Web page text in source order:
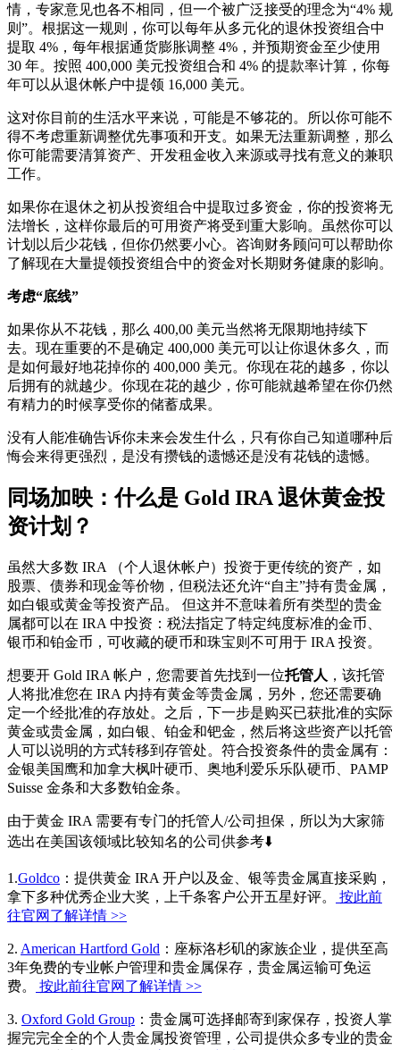
情，专家意见也各不相同，但一个被广泛接受的理念为“4% 规
则”。根据这一规则，你可以每年从多元化的退休投资组合中
提取 4%，每年根据通货膨胀调整 4%，并预期资金至少使用
30 年。按照 400,000 美元投资组合和 4% 的提款率计算，你每
年可以从退休帐户中提领 16,000 美元。
这对你目前的生活水平来说，可能是不够花的。所以你可能不
得不考虑重新调整优先事项和开支。如果无法重新调整，那么
你可能需要清算资产、开发租金收入来源或寻找有意义的兼职
工作。
如果你在退休之初从投资组合中提取过多资金，你的投资将无
法增长，这样你最后的可用资产将受到重大影响。虽然你可以
计划以后少花钱，但你仍然要小心。咨询财务顾问可以帮助你
了解现在大量提领投资组合中的资金对长期财务健康的影响。
考虑“底线”
如果你从不花钱，那么 400,00 美元当然将无限期地持续下
去。现在重要的不是确定 400,000 美元可以让你退休多久，而
是如何最好地花掉你的 400,000 美元。你现在花的越多，你以
后拥有的就越少。你现在花的越少，你可能就越希望在你仍然
有精力的时候享受你的储蓄成果。
没有人能准确告诉你未来会发生什么，只有你自己知道哪种后
悔会来得更强烈，是没有攒钱的遗憾还是没有花钱的遗憾。
同场加映：什么是 Gold IRA 退休黄金投
资计划？
虽然大多数 IRA （个人退休帐户）投资于更传统的资产，如
股票、债券和现金等价物，但税法还允许“自主”持有贵金属，
如白银或黄金等投资产品。 但这并不意味着所有类型的贵金
属都可以在 IRA 中投资：税法指定了特定纯度标准的金币、
银币和铂金币，可收藏的硬币和珠宝则不可用于 IRA 投资。
想要开 Gold IRA 帐户，您需要首先找到一位托管人 ，该托管
人将批准您在 IRA 内持有黄金等贵金属，另外，您还需要确
定一个经批准的存放处。之后，下一步是购买已获批准的实际
黄金或贵金属，如白银、铂金和钯金，然后将这些资产以托管
人可以说明的方式转移到存管处。符合投资条件的贵金属有：
金银美国鹰和加拿大枫叶硬币、奥地利爱乐乐队硬币、PAMP
Suisse 金条和大多数铂金条。
由于黄金 IRA 需要有专门的托管人/公司担保，所以为大家筛
选出在美国该领域比较知名的公司供参考⬇️
1.Goldco ：提供黄金 IRA 开户以及金、银等贵金属直接采购，
拿下多种优秀企业大奖，上千条客户公开五星好评。
按此前
往官网了解详情 >>
2. American Hartford Gold ：座标洛杉矶的家族企业，提供至高
3年免费的专业帐户管理和贵金属保存，贵金属运输可免运
费。
按此前往官网了解详情 >>
3. Oxford Gold Group ：贵金属可选择邮寄到家保存，投资人掌
握完完全全的个人贵金属投资管理，公司提供众多专业的贵金